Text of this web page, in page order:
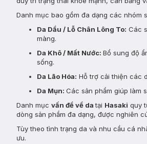
Danh mục bao gồm đa dạng các nhóm
Da Dầu / Lỗ Chân Lông To: Các
màng.
Da Khô / Mất Nước: Bổ sung độ
sống.
Da Lão Hóa: Hỗ trợ cải thiện các
Da Mụn: Các sản phẩm giúp làm
Danh mục vấn đề về datại Hasaki quy
dòng sản phẩm đa dạng, được nghiên
Tùy theo tình trạng da và nhu cầu cá
ưu.